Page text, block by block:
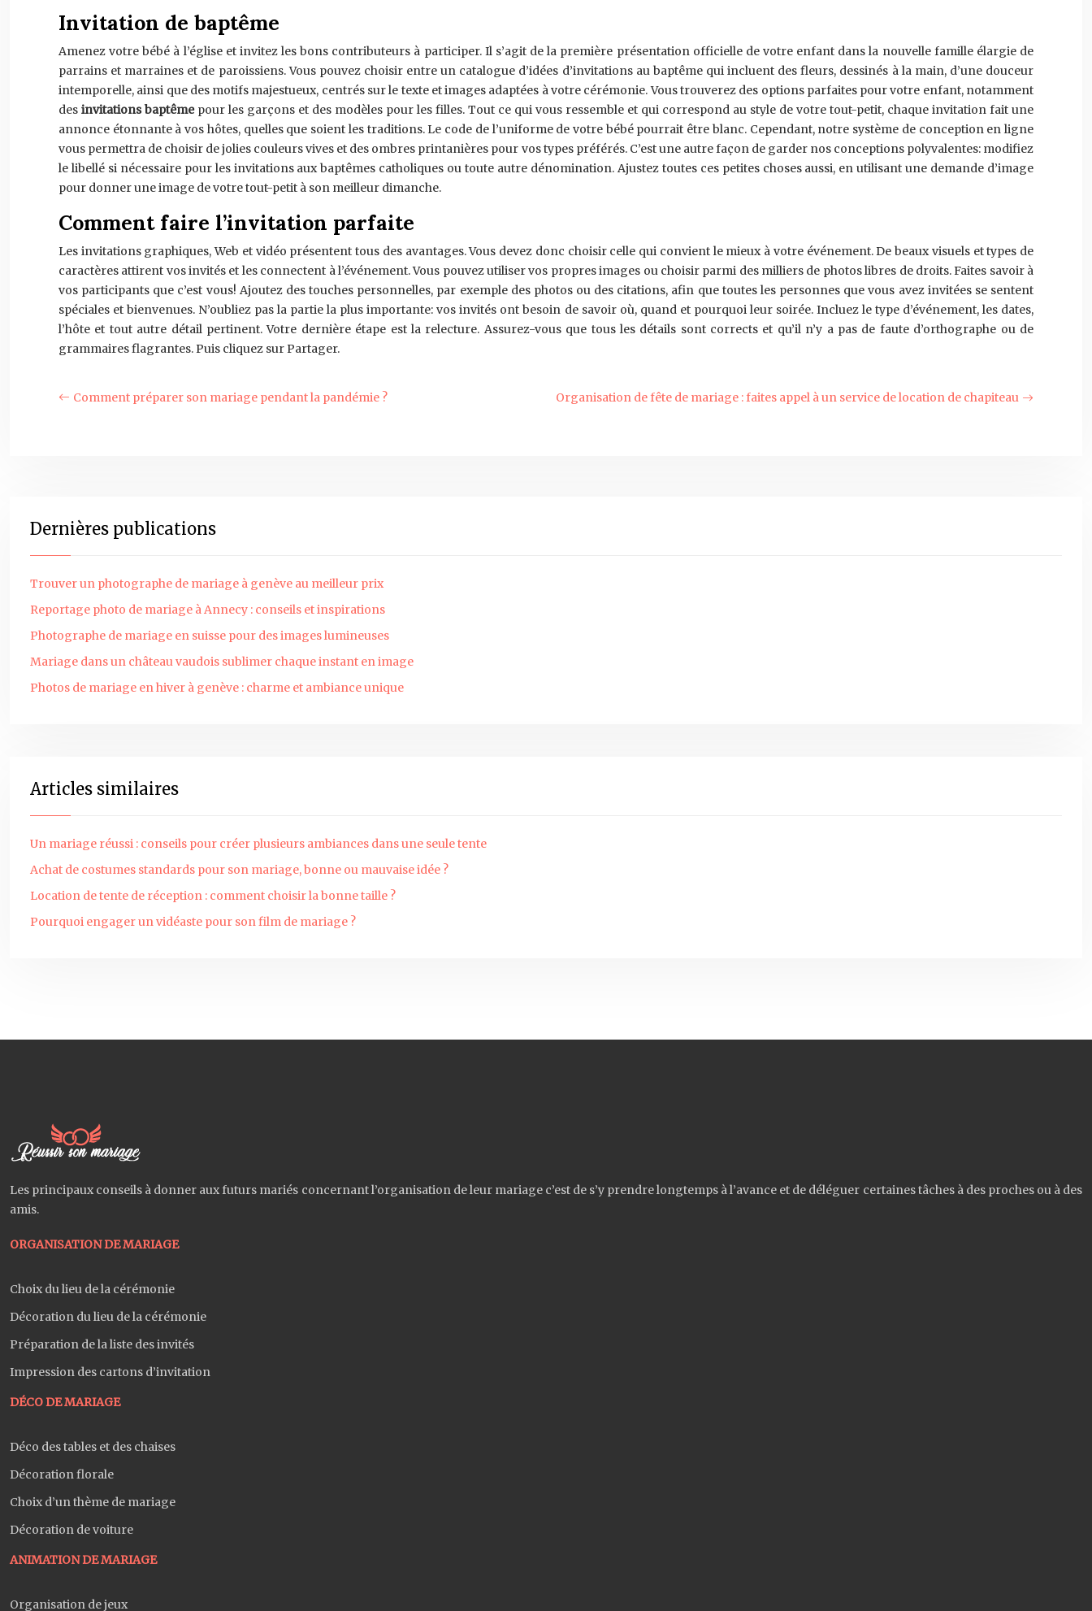
Invitation de baptême
Amenez votre bébé à l’église et invitez les bons contributeurs à participer. Il s’agit de la première présentation officielle de votre enfant dans la nouvelle famille élargie de
parrains et marraines et de paroissiens. Vous pouvez choisir entre un catalogue d’idées d’invitations au baptême qui incluent des fleurs, dessinés à la main, d’une douceur
intemporelle, ainsi que des motifs majestueux, centrés sur le texte et images adaptées à votre cérémonie. Vous trouverez des options parfaites pour votre enfant, notamment
des invitations baptême pour les garçons et des modèles pour les filles. Tout ce qui vous ressemble et qui correspond au style de votre tout-petit, chaque invitation fait une
annonce étonnante à vos hôtes, quelles que soient les traditions. Le code de l’uniforme de votre bébé pourrait être blanc. Cependant, notre système de conception en ligne
vous permettra de choisir de jolies couleurs vives et des ombres printanières pour vos types préférés. C’est une autre façon de garder nos conceptions polyvalentes: modifiez
le libellé si nécessaire pour les invitations aux baptêmes catholiques ou toute autre dénomination. Ajustez toutes ces petites choses aussi, en utilisant une demande d’image
pour donner une image de votre tout-petit à son meilleur dimanche.
Comment faire l’invitation parfaite
Les invitations graphiques, Web et vidéo présentent tous des avantages. Vous devez donc choisir celle qui convient le mieux à votre événement. De beaux visuels et types de
caractères attirent vos invités et les connectent à l’événement. Vous pouvez utiliser vos propres images ou choisir parmi des milliers de photos libres de droits. Faites savoir à
vos participants que c’est vous! Ajoutez des touches personnelles, par exemple des photos ou des citations, afin que toutes les personnes que vous avez invitées se sentent
spéciales et bienvenues. N’oubliez pas la partie la plus importante: vos invités ont besoin de savoir où, quand et pourquoi leur soirée. Incluez le type d’événement, les dates,
l’hôte et tout autre détail pertinent. Votre dernière étape est la relecture. Assurez-vous que tous les détails sont corrects et qu’il n’y a pas de faute d’orthographe ou de
grammaires flagrantes. Puis cliquez sur Partager.
Comment préparer son mariage pendant la pandémie ? Organisation de fête de mariage : faites appel à un service de location de chapiteau
Dernières publications
Trouver un photographe de mariage à genève au meilleur prix
Reportage photo de mariage à Annecy : conseils et inspirations
Photographe de mariage en suisse pour des images lumineuses
Mariage dans un château vaudois sublimer chaque instant en image
Photos de mariage en hiver à genève : charme et ambiance unique
Articles similaires
Un mariage réussi : conseils pour créer plusieurs ambiances dans une seule tente
Achat de costumes standards pour son mariage, bonne ou mauvaise idée ?
Location de tente de réception : comment choisir la bonne taille ?
Pourquoi engager un vidéaste pour son film de mariage ?
Les principaux conseils à donner aux futurs mariés concernant l’organisation de leur mariage c’est de s’y prendre longtemps à l’avance et de déléguer certaines tâches à des proches ou à des
amis.
ORGANISATION DE MARIAGE
Choix du lieu de la cérémonie
Décoration du lieu de la cérémonie
Préparation de la liste des invités
Impression des cartons d’invitation
DÉCO DE MARIAGE
Déco des tables et des chaises
Décoration florale
Choix d’un thème de mariage
Décoration de voiture
ANIMATION DE MARIAGE
Organisation de jeux